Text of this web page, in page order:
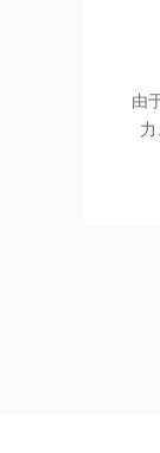
由